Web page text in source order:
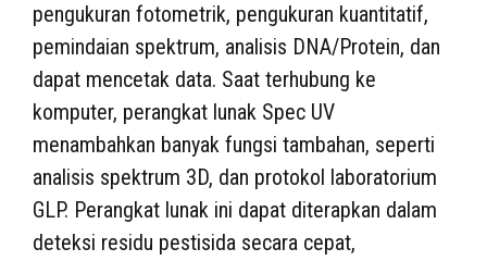
pengukuran fotometrik, pengukuran kuantitatif,
pemindaian spektrum, analisis DNA/Protein, dan
dapat mencetak data. Saat terhubung ke
komputer, perangkat lunak Spec UV
menambahkan banyak fungsi tambahan, seperti
analisis spektrum 3D, dan protokol laboratorium
GLP. Perangkat lunak ini dapat diterapkan dalam
deteksi residu pestisida secara cepat,